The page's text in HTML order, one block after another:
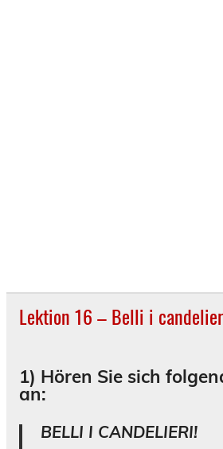
Lektion 16 – Belli i
1) Hören Sie sich
an:
BELLI I CANDELIERI!